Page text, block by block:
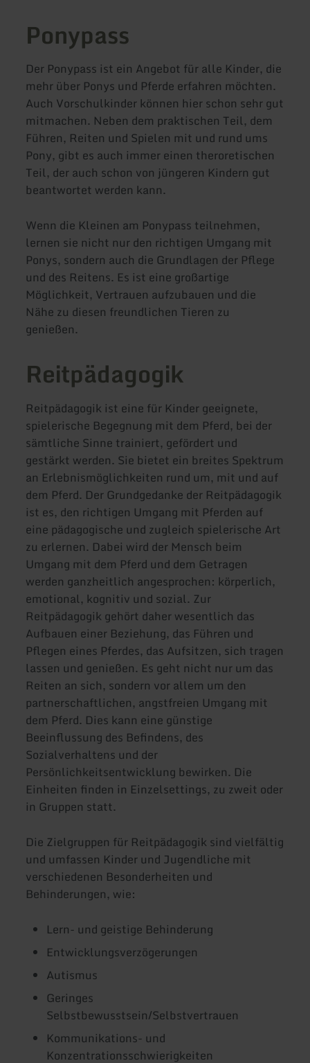
Ponypass
Der Ponypass ist ein Angebot für alle Kinder, die
mehr über Ponys und Pferde erfahren möchten.
Auch Vorschulkinder können hier schon sehr gut
mitmachen. Neben dem praktischen Teil, dem
Führen, Reiten und Spielen mit und rund ums
Pony, gibt es auch immer einen theroretischen
Teil, der auch schon von jüngeren Kindern gut
beantwortet werden kann.
Wenn die Kleinen am Ponypass teilnehmen,
lernen sie nicht nur den richtigen Umgang mit
Ponys, sondern auch die Grundlagen der Pflege
und des Reitens. Es ist eine großartige
Möglichkeit, Vertrauen aufzubauen und die
Nähe zu diesen freundlichen Tieren zu
genießen.
Reitpädagogik
Reitpädagogik ist eine für Kinder geeignete,
spielerische Begegnung mit dem Pferd, bei der
sämtliche Sinne trainiert, gefördert und
gestärkt werden. Sie bietet ein breites Spektrum
an Erlebnismöglichkeiten rund um, mit und auf
dem Pferd. Der Grundgedanke der Reitpädagogik
ist es, den richtigen Umgang mit Pferden auf
eine pädagogische und zugleich spielerische Art
zu erlernen. Dabei wird der Mensch beim
Umgang mit dem Pferd und dem Getragen
werden ganzheitlich angesprochen: körperlich,
emotional, kognitiv und sozial. Zur
Reitpädagogik gehört daher wesentlich das
Aufbauen einer Beziehung, das Führen und
Pflegen eines Pferdes, das Aufsitzen, sich tragen
lassen und genießen. Es geht nicht nur um das
Reiten an sich, sondern vor allem um den
partnerschaftlichen, angstfreien Umgang mit
dem Pferd. Dies kann eine günstige
Beeinflussung des Befindens, des
Sozialverhaltens und der
Persönlichkeitsentwicklung bewirken. Die
Einheiten finden in Einzelsettings, zu zweit oder
in Gruppen statt.
Die Zielgruppen für Reitpädagogik sind vielfältig
und umfassen Kinder und Jugendliche mit
verschiedenen Besonderheiten und
Behinderungen, wie:
Lern- und geistige Behinderung
Entwicklungsverzögerungen
Autismus
Geringes
Selbstbewusstsein/Selbstvertrauen
Kommunikations- und
Konzentrationsschwierigkeiten